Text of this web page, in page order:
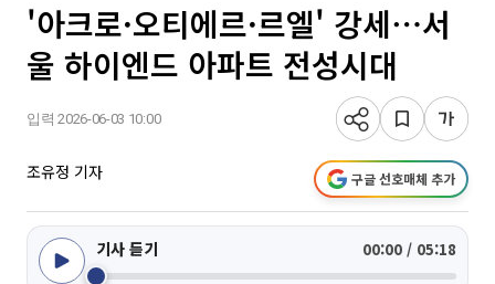
'아크로·오티에르·르엘' 강세⋯서
울 하이엔드 아파트 전성시대
입력 2026-06-03 10:00
조유정 기자 구글 선호매체 추가
기사 듣기 00:00 / 05:18